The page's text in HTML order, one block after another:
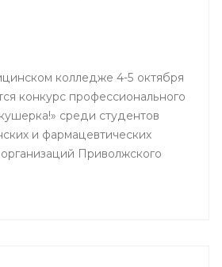
колледже 4-5 октября
конкурс профессионального
среди студентов
и фармацевтических
Приволжского